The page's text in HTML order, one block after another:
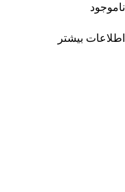
ناموجود
اطلاعات بیشتر